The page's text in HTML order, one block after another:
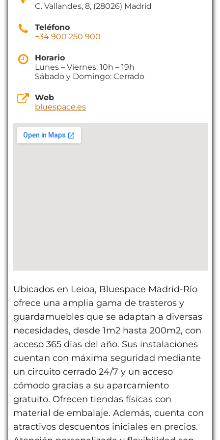
C. Vallandes, 8, (28026) Madrid
Teléfono
+34 900 250 900
Horario
Lunes – Viernes: 10h – 19h
Sábado y Domingo: Cerrado
Web
bluespace.es
Ubicados en Leioa, Bluespace Madrid-Río
ofrece una amplia gama de trasteros y
guardamuebles que se adaptan a diversas
necesidades, desde 1m2 hasta 200m2, con
acceso 365 días del año. Sus instalaciones
cuentan con máxima seguridad mediante
un circuito cerrado 24/7 y un acceso
cómodo gracias a su aparcamiento
gratuito. Ofrecen tiendas físicas con
material de embalaje. Además, cuenta con
atractivos descuentos iniciales en precios.